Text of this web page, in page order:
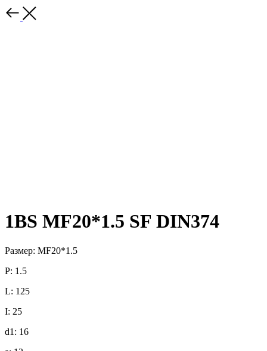
1BS MF20*1.5 SF DIN374
Размер: MF20*1.5
P: 1.5
L: 125
I: 25
d1: 16